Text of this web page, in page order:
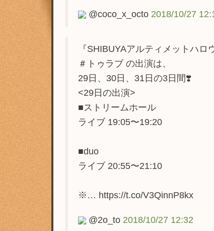
@coco_x_octo 2018/10/27
『SHIBUYAアルティメットハロ
＃トゥラブ の出演は、
29日、30日、31日の3日間❣️
<29日の出演>
■ストリームホール
ライブ 19:05〜19:20
■duo
ライブ 20:55〜21:10
※… https://t.co/V3QinnP8kx
@2o_to 2018/10/27 12:32